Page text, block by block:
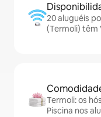
20 aluguéis
(Termoli) têm
Termoli: os
Piscina nos